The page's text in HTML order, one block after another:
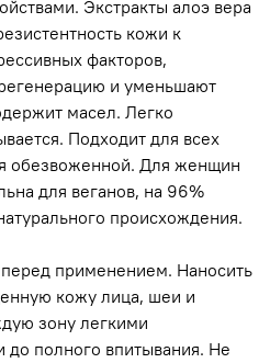
Экстракты алоэ вера
кожи к
факторов,
и уменьшают
масел. Легко
Подходит для всех
обезвоженной. Для женщин
для веганов, на 96%
происхождения.
перед применением. Наносить
кожу лица, шеи и
зону легкими
полного впитывания. Не